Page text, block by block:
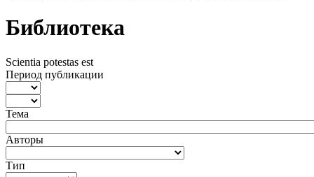
Библиотека
Scientia potestas est
Период публикации
Тема
Авторы
Тип